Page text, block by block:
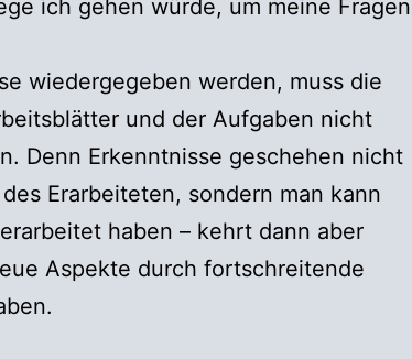
ich gehen würde, um meine Fragen
wiedergegeben werden, muss die
und der Aufgaben nicht
Denn Erkenntnisse geschehen nicht
Erarbeiteten, sondern man kann
haben – kehrt dann aber
Aspekte durch fortschreitende